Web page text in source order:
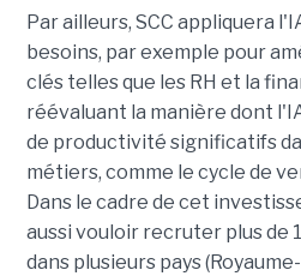
Par ailleurs, SCC appliquera
besoins, par exemple pour
clés telles que les RH et la
réévaluant la manière dont
de productivité significatifs
métiers, comme le cycle de
Dans le cadre de cet
aussi vouloir recruter plus de
dans plusieurs pays